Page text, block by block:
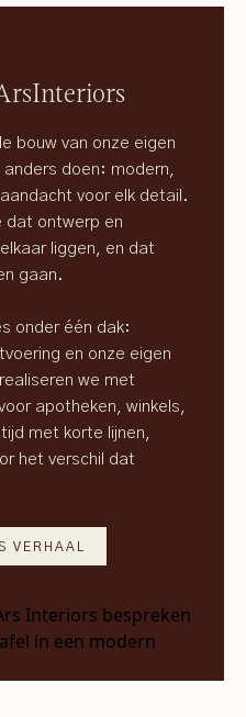
bouw van onze eigen
doen: modern,
voor elk detail.
dat ontwerp en
liggen, en dat
gaan.
onder één dak:
en onze eigen
we met
apotheken, winkels,
met korte lijnen,
het verschil dat
VERHAAL